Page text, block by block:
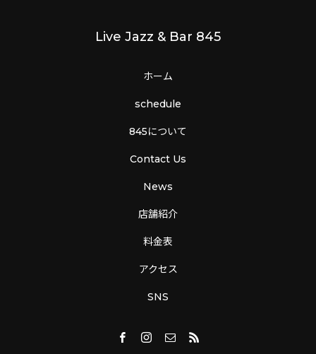
Live Jazz & Bar 845
ホーム
schedule
845について
Contact Us
News
店舗紹介
料金表
アクセス
SNS